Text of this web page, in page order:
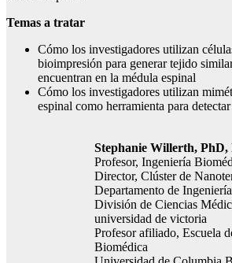
Temas a tratar
Cómo los investigadores utilizan
bioimpresión para generar tejido
encuentran en la médula espinal
Cómo los investigadores utilizan
espinal como herramienta para
Stephanie Willerth, PhD,
Profesor, Ingeniería
Director, Clúster de
Departamento de
División de Ciencias
universidad de victoria
Profesor afiliado, Escuela
Biomédica